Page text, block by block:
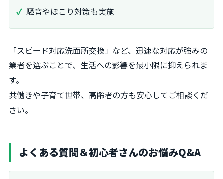
騒音やほこり対策も実施
「スピード対応洗面所交換」など、迅速な対応が強みの
業者を選ぶことで、生活への影響を最小限に抑えられま
す。
共働きや子育て世帯、高齢者の方も安心してご相談くだ
さい。
よくある質問＆初心者さんのお悩みQ&A